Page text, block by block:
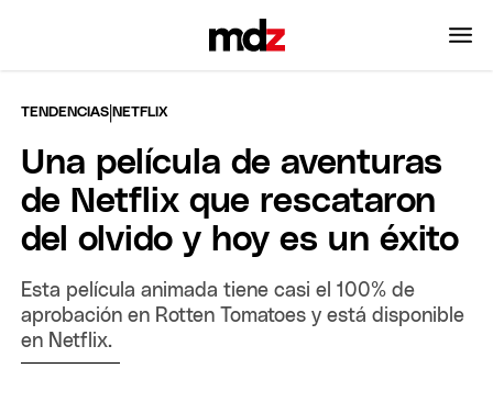
TENDENCIAS |NETFLIX
Una película de aventuras
de Netflix que rescataron
del olvido y hoy es un éxito
Esta película animada tiene casi el 100% de
aprobación en Rotten Tomatoes y está disponible
en Netflix.